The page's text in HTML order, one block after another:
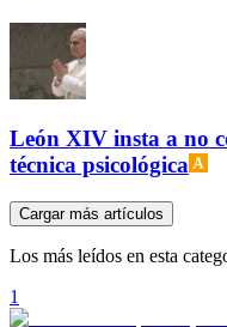
León XIV insta a no
técnica psicológica
Cargar más artículos
Los más leídos en esta
1